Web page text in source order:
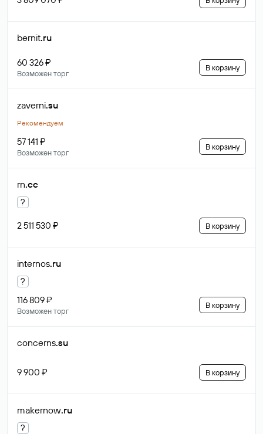
bernit.ru
60 326 ₽
Возможен торг
В корзину
zaverni.su
Рекомендуем
57 141 ₽
Возможен торг
В корзину
rn.cc
?
2 511 530 ₽ В корзину
internos.ru
?
116 809 ₽
Возможен торг
В корзину
concerns.su
9 900 ₽ В корзину
makernow.ru
?